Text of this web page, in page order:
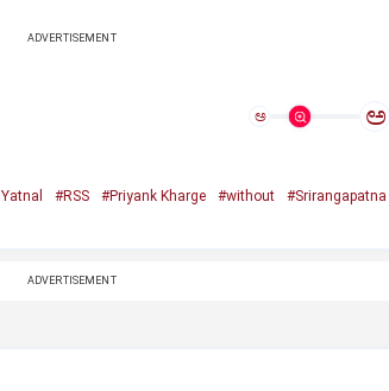
ADVERTISEMENT
ಅ ಅ
#RSS #Priyank Kharge #without #Srirangapatna
ADVERTISEMENT